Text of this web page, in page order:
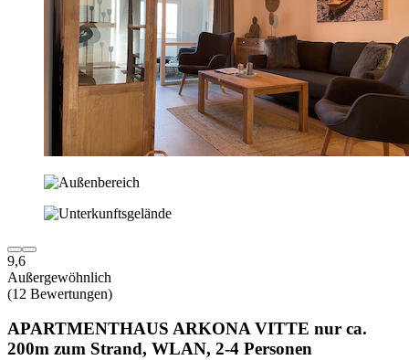
9,6
Außergewöhnlich
(12 Bewertungen)
APARTMENTHAUS ARKONA VITTE nur ca.
200m zum Strand, WLAN, 2-4 Personen